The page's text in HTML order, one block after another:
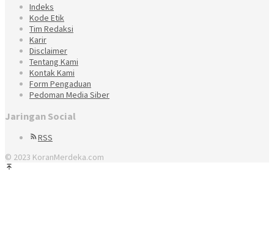
Indeks
Kode Etik
Tim Redaksi
Karir
Disclaimer
Tentang Kami
Kontak Kami
Form Pengaduan
Pedoman Media Siber
Jaringan Social
RSS
© 2023 KoranMerdeka.com